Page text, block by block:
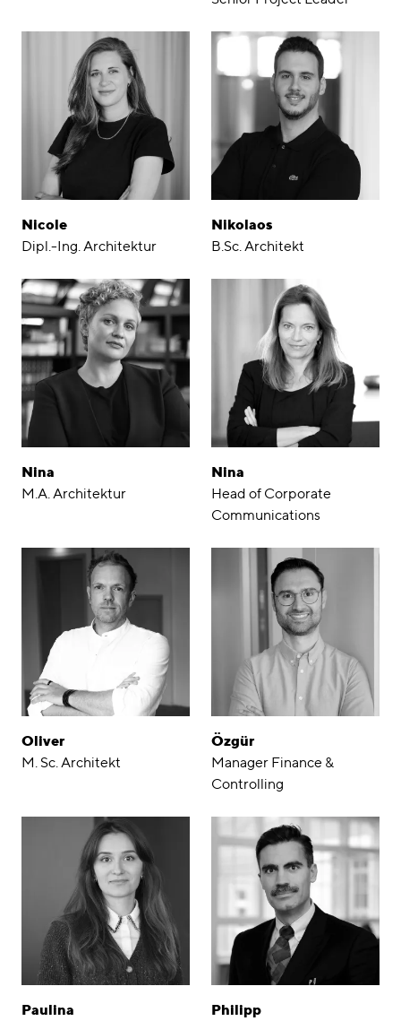
Nicole
Dipl.-Ing. Architektur
Nikolaos
B.Sc. Architekt
Nina
M.A. Architektur
Nina
Head of Corporate
Communications
Oliver
M. Sc. Architekt
Özgür
Manager Finance &
Controlling
Paulina
Philipp